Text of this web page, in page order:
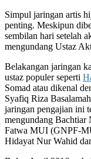
Simpul jaringan artis
penting. Meskipun
sembilan hari setelah
mengundang Ustaz
Belakangan jaringan
ustaz populer seperti
Somad atau dikenal
Syafiq Riza
jaringan pengajian ini
mengundang Bachtiar
Fatwa MUI (GNPF-
Hidayat Nur Wahid